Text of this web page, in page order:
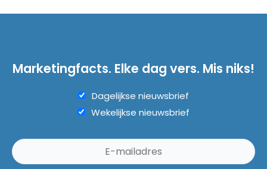
Marketingfacts. Elke dag vers. Mis niks!
Dagelijkse nieuwsbrief
Wekelijkse nieuwsbrief